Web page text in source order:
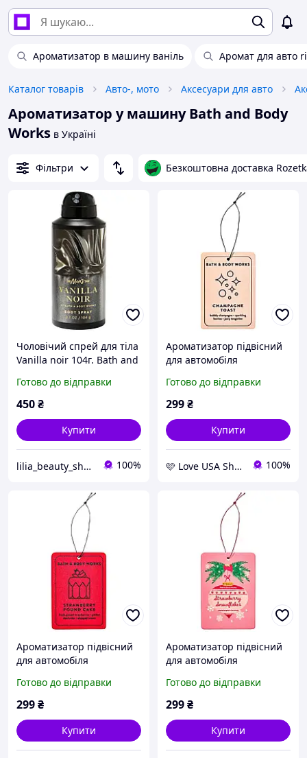
Ароматизатор в машину ваніль Аромат для авто
Каталог товарів Авто-, мото Аксесуари для авто
Ароматизатор у машину Bath and Body
Works в Україні
Фільтри Безкоштовна доставка
Чоловічий спрей для тіла
Vanilla noir 104г. Bath and
Готово до відправки
450₴
Купити
lilia_beauty_shop 100%
Ароматизатор підвісний
для автомобіля
Champagne Toast
Готово до відправки
299₴
Купити
🩷 Love USA Shop 🩷 100%
Ароматизатор підвісний
для автомобіля
Strawberry Pound Cake
Готово до відправки
299₴
Купити
Ароматизатор підвісний
для автомобіля
Strawberry Snowflakes
Готово до відправки
299₴
Купити